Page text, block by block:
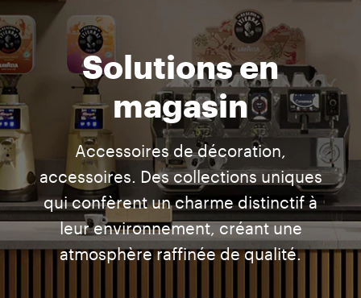
Solutions en
magasin
Accessoires de décoration,
accessoires. Des collections uniques
qui confèrent un charme distinctif à
leur environnement, créant une
atmosphère raffinée de qualité.